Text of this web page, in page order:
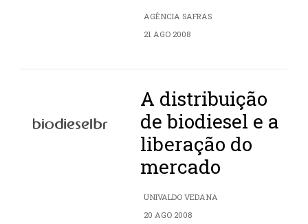
AGÊNCIA SAFRAS
21 AGO 2008
A distribuição
de biodiesel e a
liberação do
mercado
UNIVALDO VEDANA
20 AGO 2008